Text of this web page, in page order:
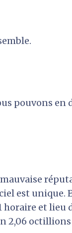
pouvons en
mauvaise
est unique.
horaire et lieu
2,06 octillions